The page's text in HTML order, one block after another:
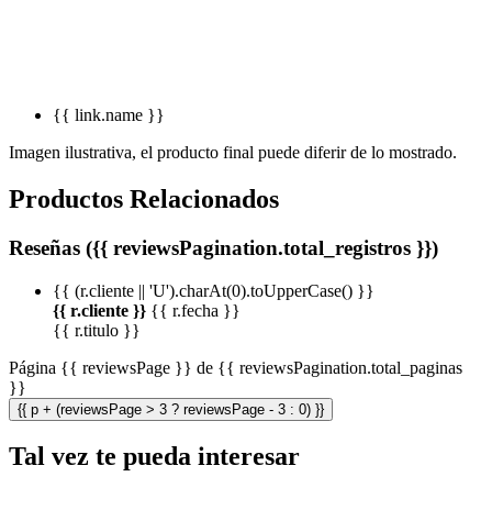
{{ link.name }}
Imagen ilustrativa, el producto final puede diferir de lo mostrado.
Productos Relacionados
Reseñas ({{ reviewsPagination.total_registros }})
{{ (r.cliente || 'U').charAt(0).toUpperCase() }}
{{ r.cliente }} {{ r.fecha }}
{{ r.titulo }}
Página {{ reviewsPage }} de {{ reviewsPagination.total_paginas
}}
{{ p + (reviewsPage > 3 ? reviewsPage - 3 : 0) }}
Tal vez te pueda interesar